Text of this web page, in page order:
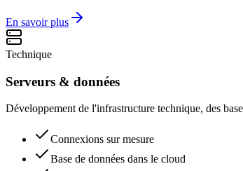
En savoir plus
Technique
Serveurs & données
Développement de l'infrastructure technique, des
Connexions sur mesure
Base de données dans le cloud